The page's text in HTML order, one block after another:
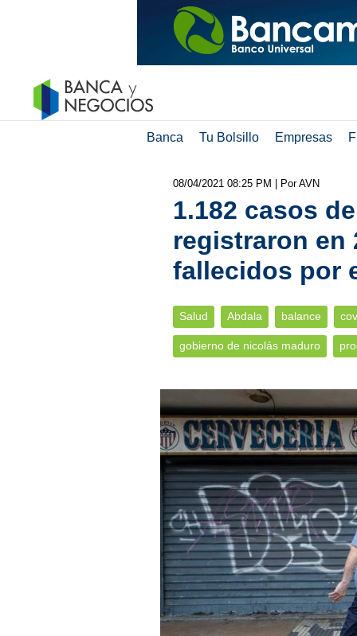
Banca Tu Bolsillo Empresas
08/04/2021 08:25 PM | Por AVN
1.182 casos
registraron en
fallecidos por
Salud Abdala balance
gobierno de nicolás maduro